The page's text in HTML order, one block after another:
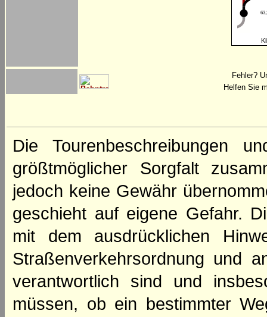
Fehler?
Helfen Sie
Die Tourenbeschreibungen
größtmöglicher Sorgfalt
jedoch keine Gewähr
geschieht auf eigene Gefahr.
mit dem ausdrücklichen
Straßenverkehrsordnung und
verantwortlich sind und
müssen, ob ein bestimmter